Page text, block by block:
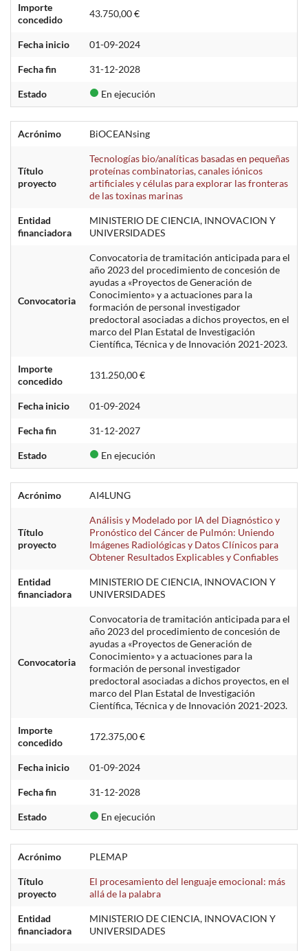
Importe
concedido
43.750,00 €
Fecha inicio 01-09-2024
Fecha fin 31-12-2028
Estado En ejecución
Acrónimo BiOCEANsing
Título
proyecto
Tecnologías bio/analíticas basadas en pequeñas
proteínas combinatorias, canales iónicos
artificiales y células para explorar las fronteras
de las toxinas marinas
Entidad
financiadora
MINISTERIO DE CIENCIA, INNOVACION Y
UNIVERSIDADES
Convocatoria
Convocatoria de tramitación anticipada para el
año 2023 del procedimiento de concesión de
ayudas a «Proyectos de Generación de
Conocimiento» y a actuaciones para la
formación de personal investigador
predoctoral asociadas a dichos proyectos, en el
marco del Plan Estatal de Investigación
Científica, Técnica y de Innovación 2021-2023.
Importe
concedido
131.250,00 €
Fecha inicio 01-09-2024
Fecha fin 31-12-2027
Estado En ejecución
Acrónimo AI4LUNG
Título
proyecto
Análisis y Modelado por IA del Diagnóstico y
Pronóstico del Cáncer de Pulmón: Uniendo
Imágenes Radiológicas y Datos Clínicos para
Obtener Resultados Explicables y Confiables
Entidad
financiadora
MINISTERIO DE CIENCIA, INNOVACION Y
UNIVERSIDADES
Convocatoria
Convocatoria de tramitación anticipada para el
año 2023 del procedimiento de concesión de
ayudas a «Proyectos de Generación de
Conocimiento» y a actuaciones para la
formación de personal investigador
predoctoral asociadas a dichos proyectos, en el
marco del Plan Estatal de Investigación
Científica, Técnica y de Innovación 2021-2023.
Importe
concedido
172.375,00 €
Fecha inicio 01-09-2024
Fecha fin 31-12-2028
Estado En ejecución
Acrónimo PLEMAP
Título
proyecto
El procesamiento del lenguaje emocional: más
allá de la palabra
Entidad
financiadora
MINISTERIO DE CIENCIA, INNOVACION Y
UNIVERSIDADES